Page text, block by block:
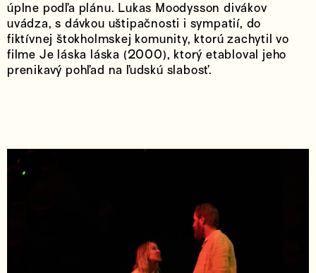
úplne podľa plánu. Lukas Moodysson divákov
uvádza, s dávkou uštipačnosti i sympatií, do
fiktívnej štokholmskej komunity, ktorú zachytil vo
filme Je láska láska (2000), ktorý etabloval jeho
prenikavý pohľad na ľudskú slabosť.